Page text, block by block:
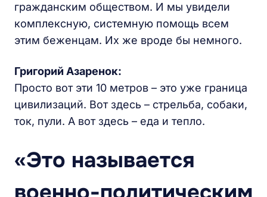
гражданским обществом. И мы увидели
комплексную, системную помощь всем
этим беженцам. Их же вроде бы немного.
Григорий Азаренок:
Просто вот эти 10 метров – это уже граница
цивилизаций. Вот здесь – стрельба, собаки,
ток, пули. А вот здесь – еда и тепло.
«Это называется